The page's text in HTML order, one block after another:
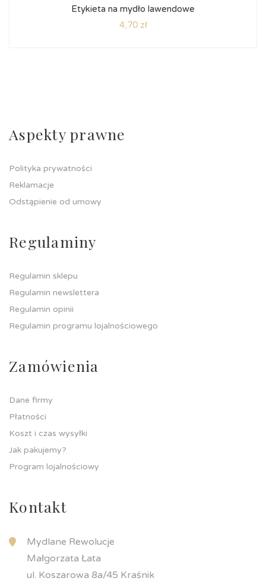
Oceniono
5.00na
Etykieta na mydło lawendowe
4,70 zł
Aspekty prawne
Polityka prywatności
Reklamacje
Odstąpienie od umowy
Regulaminy
Regulamin sklepu
Regulamin newslettera
Regulamin opinii
Regulamin programu lojalnościowego
Zamówienia
Dane firmy
Płatności
Koszt i czas wysyłki
Jak pakujemy?
Program lojalnościowy
Kontakt
Mydlane Rewolucje
Małgorzata Łata
ul. Koszarowa 8a/45 Kraśnik